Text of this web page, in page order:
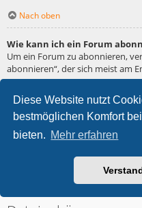
Diese Website nutzt
bestmöglichen Komfort
bieten. Mehr erfahren
Nach oben
Wie kann ich ein Forum
Um ein Forum zu abonnieren,
abonnieren“, der sich meist am
Wie deaktiviere ich meine
Wenn du mehrere
verwalten“ machen.